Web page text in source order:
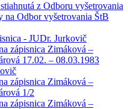
z Odboru vyšetrovania
na Odbor vyšetrovania ŠtB
- JUDr. Jurkovič
zápisnica Zimáková –
17.02. – 08.03.1983
zápisnica Zimáková –
1/2
zápisnica Zimáková –